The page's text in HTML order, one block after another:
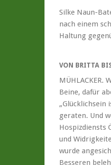
Silke Naun-
nach einem
Haltung
VON BRITTA
MÜHLACKER.
Beine, dafür
„Glücklichsein
geraten. Und
Hospizdiensts
und
wurde
Besseren